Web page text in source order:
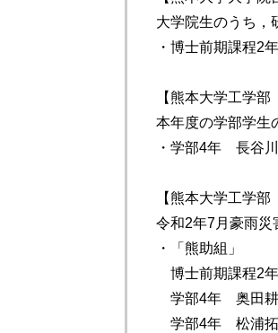
大学院生のうち，
・博士前期課程2
【熊本大学工学
本年度の学部学生
・学部4年 長谷
【熊本大学工学
令和2年7月豪雨災
・「熊助組」
博士前期課程2
学部4年 奥田耕
学部4年 松浦拓